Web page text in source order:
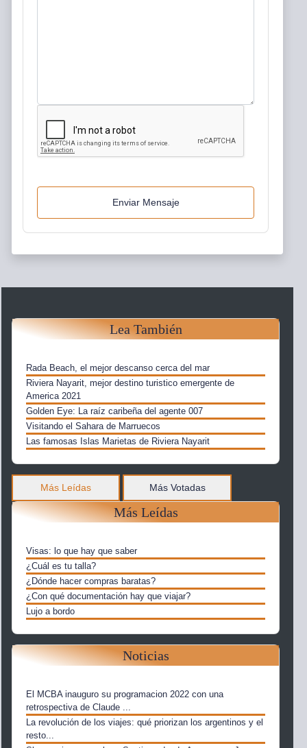
Enviar Mensaje
Lea También
Rada Beach, el mejor descanso cerca del mar
Riviera Nayarit, mejor destino turistico emergente de
America 2021
Golden Eye: La raíz caribeña del agente 007
Visitando el Sahara de Marruecos
Las famosas Islas Marietas de Riviera Nayarit
Más Leídas Más Votadas
Más Leídas
Visas: lo que hay que saber
¿Cuál es tu talla?
¿Dónde hacer compras baratas?
¿Con qué documentación hay que viajar?
Lujo a bordo
Noticias
El MCBA inauguro su programacion 2022 con una
retrospectiva de Claude ...
La revolución de los viajes: qué priorizan los argentinos y el
resto...